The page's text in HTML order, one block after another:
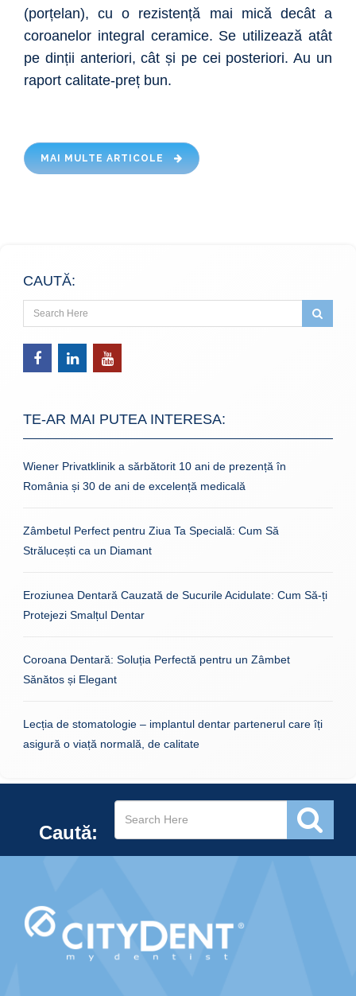
(porțelan), cu o rezistență mai mică decât a
coroanelor integral ceramice. Se utilizează atât
pe dinții anteriori, cât și pe cei posteriori. Au un
raport calitate-preț bun.
MAI MULTE ARTICOLE
CAUTĂ:
TE-AR MAI PUTEA INTERESA:
Wiener Privatklinik a sărbătorit 10 ani de prezență în
România și 30 de ani de excelență medicală
Zâmbetul Perfect pentru Ziua Ta Specială: Cum Să
Strălucești ca un Diamant
Eroziunea Dentară Cauzată de Sucurile Acidulate: Cum Să-ți
Protejezi Smalțul Dentar
Coroana Dentară: Soluția Perfectă pentru un Zâmbet
Sănătos și Elegant
Lecția de stomatologie – implantul dentar partenerul care îți
asigură o viață normală, de calitate
Caută: